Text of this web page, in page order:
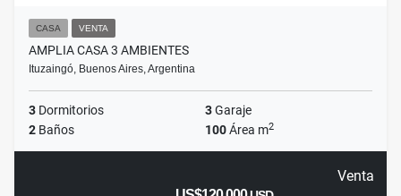
CASA VENTA
AMPLIA CASA 3 AMBIENTES
Ituzaingó, Buenos Aires, Argentina
3 Dormitorios 3Garaje
2 Baños 100Área m2
Venta